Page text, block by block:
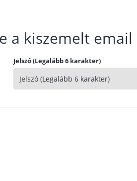
a kiszemelt
Jelszó (Legalább 6 karakter)